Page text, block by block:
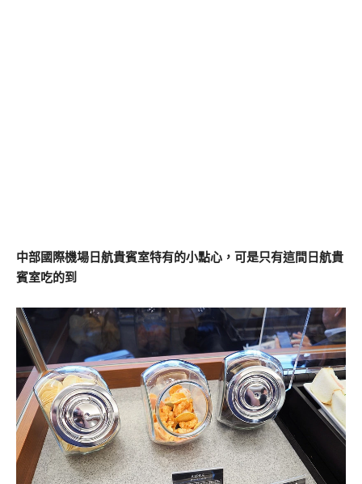
中部國際機場日航貴賓室特有的小點心，可是只有這間日航貴
賓室吃的到